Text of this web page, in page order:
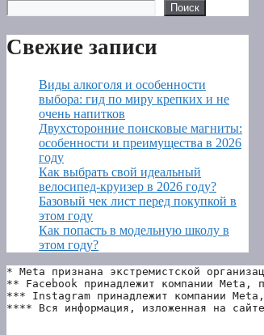
Поиск
Свежие записи
Виды алкоголя и особенности
выбора: гид по миру крепких и не
очень напитков
Двухсторонние поисковые магниты:
особенности и преимущества в 2026
году
Как выбрать свой идеальный
велосипед-круизер в 2026 году?
Базовый чек лист перед покупкой в
этом году
Как попасть в модельную школу в
этом году?
* Meta признана экстремистской
** Facebook принадлежит компании Meta,
*** Instagram принадлежит компании
**** Вся информация, изложенная на